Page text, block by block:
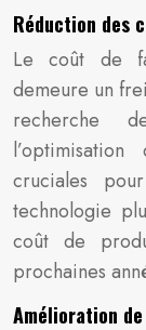
Réduction des
Le coût de
demeure un
recherche
cruciales
technologie
coût de
prochaines
Amélioration